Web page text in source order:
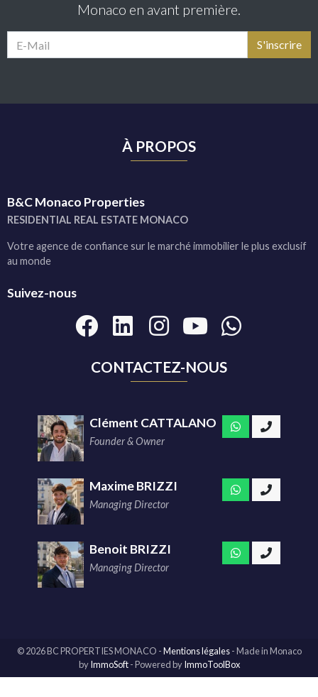
Monaco en avant première.
À PROPOS
B&C Monaco Properties
RESIDENTIAL REAL ESTATE MONACO
Votre agence de confiance sur le marché immobilier le plus exclusif
au monde
Suivez-nous
CONTACTEZ-NOUS
Clément CATTALANO
Founder & Owner
Maxime BRIZZI
Managing Director
Benoit BRIZZI
Managing Director
© 2026 BC PROPERTIES MONACO -Mentions légales-Made in Monaco
byImmoSoft- Powered byImmoToolBox